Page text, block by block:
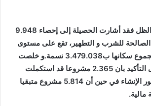
أما بخصوص مناطق الظل فقد أشارت الحصيلة إلى إحصاء 9.948
الصالحة للشرب و التطهير، تقع على مستوى
6213 منطقة يقدر مجموع سكانها ب3.479.038 نسمة.و خلصت
الوزارة في الأخير إلى التأكيد بان 2.365 مشروعا قد استكملت
تقريبا و 1.769 في طور الإنشاء في حين أن 5.814 مشروع متبقيا